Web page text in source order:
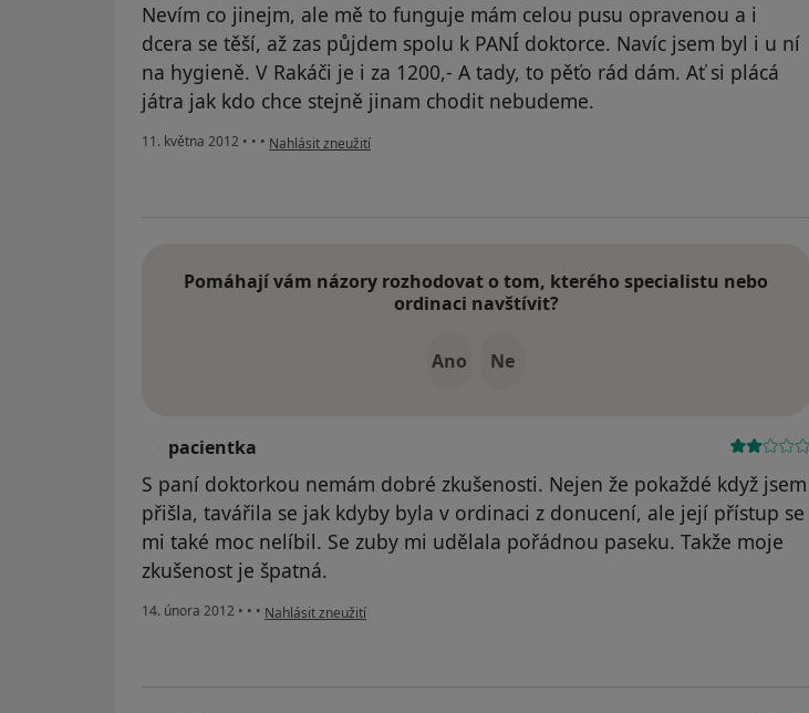
Nevím co jinejm, ale mě to funguje mám celou pusu opravenou a i
dcera se těší, až zas půjdem spolu k PANÍ doktorce. Navíc jsem byl i u ní
na hygieně. V Rakáči je i za 1200,- A tady, to pěťo rád dám. Ať si plácá
játra jak kdo chce stejně jinam chodit nebudeme.
11. května 2012 • • • podle názoru uživatele Váš účet byl odstraněn
Nahlásit zneužití
Pomáhají vám názory rozhodovat o tom, kterého specialistu nebo
ordinaci navštívit?
Ano Ne
pacientka
S paní doktorkou nemám dobré zkušenosti. Nejen že pokaždé když jsem
přišla, tavářila se jak kdyby byla v ordinaci z donucení, ale její přístup se
mi také moc nelíbil. Se zuby mi udělala pořádnou paseku. Takže moje
zkušenost je špatná.
14. února 2012 • • • podle názoru uživatele pacientka
Nahlásit zneužití